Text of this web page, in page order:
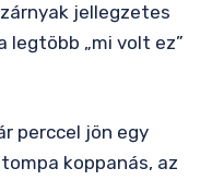
jellegzetes
legtöbb „mi volt ez”
perccel jön egy
koppanás, az